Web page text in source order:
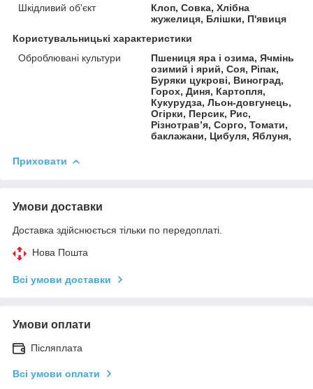
Шкідливий об'єкт
Клоп, Совка, Хлібна
жужелиця, Блішки, П'явиця
Користувальницькі характеристики
Оброблювані культури
Пшениця яра і озима, Ячмінь
озимий і ярий, Соя, Ріпак,
Буряки цукрові, Виноград,
Горох, Диня, Картопля,
Кукурудза, Льон-довгунець,
Огірки, Персик, Рис,
Різнотрав’я, Сорго, Томати,
баклажани, Цибуля, Яблуня,
Приховати
Умови доставки
Доставка здійснюється тільки по передоплаті.
Нова Пошта
Всі умови доставки
Умови оплати
Післяплата
Всі умови оплати